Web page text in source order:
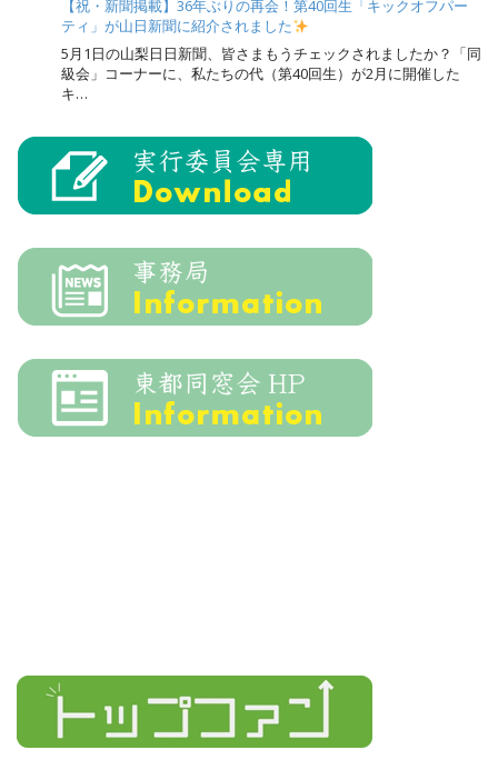
【祝・新聞掲載】36年ぶりの再会！第40回生「キックオフパー
ティ」が山日新聞に紹介されました
5月1日の山梨日日新聞、皆さまもうチェックされましたか？「同
級会」コーナーに、私たちの代（第40回生）が2月に開催した
キ…